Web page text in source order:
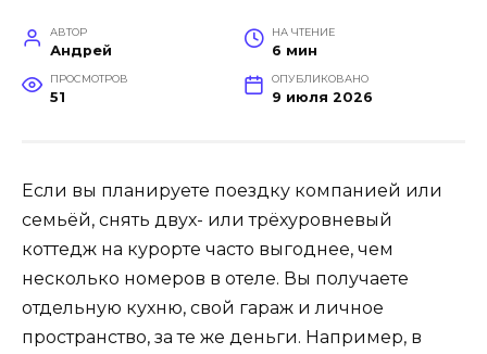
АВТОР
Андрей
НА ЧТЕНИЕ
6 мин
ПРОСМОТРОВ
51
ОПУБЛИКОВАНО
9 июля 2026
Если вы планируете поездку компанией или
семьёй, снять двух- или трёхуровневый
коттедж на курорте часто выгоднее, чем
несколько номеров в отеле. Вы получаете
отдельную кухню, свой гараж и личное
пространство, за те же деньги. Например, в